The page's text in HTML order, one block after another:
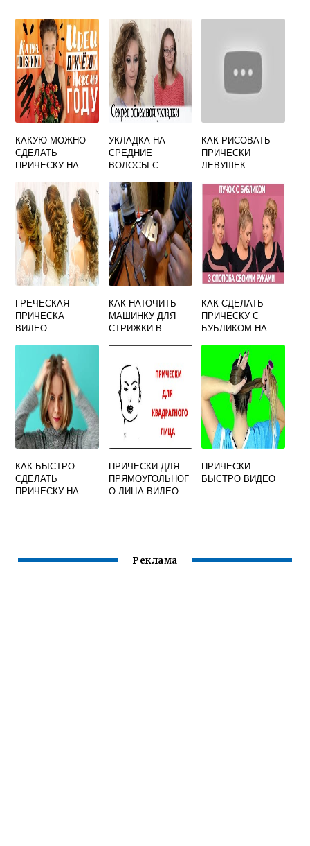
КАКУЮ МОЖНО
СДЕЛАТЬ
ПРИЧЕСКУ НА
УКЛАДКА НА
СРЕДНИЕ
ВОЛОСЫ С
КАК РИСОВАТЬ
ПРИЧЕСКИ
ДЕВУШЕК
ГРЕЧЕСКАЯ
ПРИЧЕСКА
ВИДЕО
КАК НАТОЧИТЬ
МАШИНКУ ДЛЯ
СТРИЖКИ В
КАК СДЕЛАТЬ
ПРИЧЕСКУ С
БУБЛИКОМ НА
КАК БЫСТРО
СДЕЛАТЬ
ПРИЧЕСКУ НА
ПРИЧЕСКИ ДЛЯ
ПРЯМОУГОЛЬНОГ
О ЛИЦА ВИДЕО
ПРИЧЕСКИ
БЫСТРО ВИДЕО
Реклама